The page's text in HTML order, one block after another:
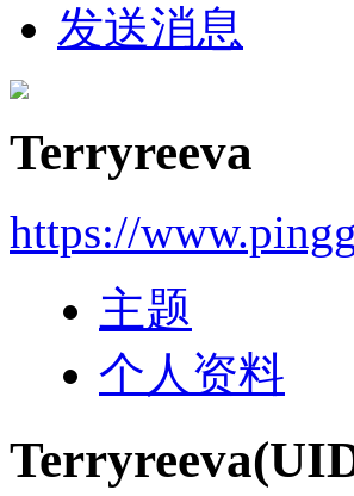
发送消息
Terryreeva
https://
主题
个人资料
Terryreeva